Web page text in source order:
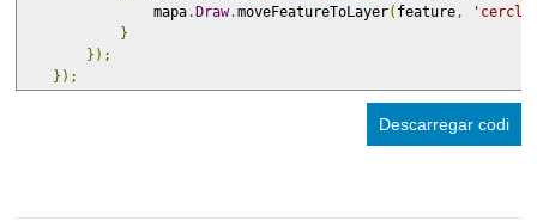
                mapa
.Draw.moveFeatureToLayer( feature ,
}
});
});
Descarregar codi